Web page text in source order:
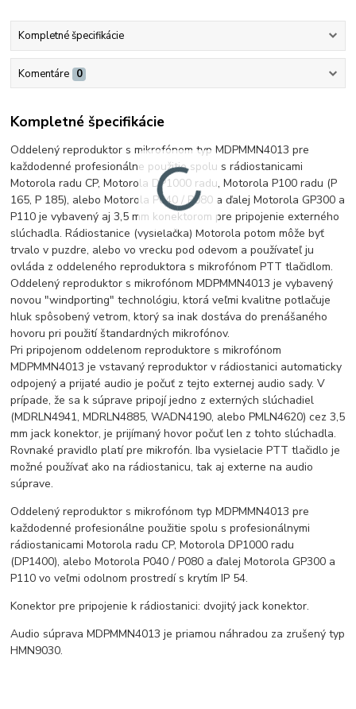
Kompletné špecifikácie
Komentáre 0
Kompletné špecifikácie
Oddelený reproduktor s mikrofónom typ MDPMMN4013 pre
každodenné profesionálne použitie spolu s rádiostanicami
Motorola radu CP, Motorola DP1000 radu, Motorola P100 radu (P
165, P 185), alebo Motorola P040 / P080 a ďalej Motorola GP300 a
P110 je vybavený aj 3,5 mm konektorom pre pripojenie externého
slúchadla. Rádiostanice (vysielačka) Motorola potom môže byť
trvalo v puzdre, alebo vo vrecku pod odevom a používateľ ju
ovláda z oddeleného reproduktora s mikrofónom PTT tlačidlom.
Oddelený reproduktor s mikrofónom MDPMMN4013 je vybavený
novou "windporting" technológiu, ktorá veľmi kvalitne potlačuje
hluk spôsobený vetrom, ktorý sa inak dostáva do prenášaného
hovoru pri použití štandardných mikrofónov.
Pri pripojenom oddelenom reproduktore s mikrofónom
MDPMMN4013 je vstavaný reproduktor v rádiostanici automaticky
odpojený a prijaté audio je počuť z tejto externej audio sady. V
prípade, že sa k súprave pripojí jedno z externých slúchadiel
(MDRLN4941, MDRLN4885, WADN4190, alebo PMLN4620) cez 3,5
mm jack konektor, je prijímaný hovor počuť len z tohto slúchadla.
Rovnaké pravidlo platí pre mikrofón. Iba vysielacie PTT tlačidlo je
možné používať ako na rádiostanicu, tak aj externe na audio
súprave.
Oddelený reproduktor s mikrofónom typ MDPMMN4013 pre
každodenné profesionálne použitie spolu s profesionálnymi
rádiostanicami Motorola radu CP, Motorola DP1000 radu
(DP1400), alebo Motorola P040 / P080 a ďalej Motorola GP300 a
P110 vo veľmi odolnom prostredí s krytím IP 54.
Konektor pre pripojenie k rádiostanici: dvojitý jack konektor.
Audio súprava MDPMMN4013 je priamou náhradou za zrušený typ
HMN9030.